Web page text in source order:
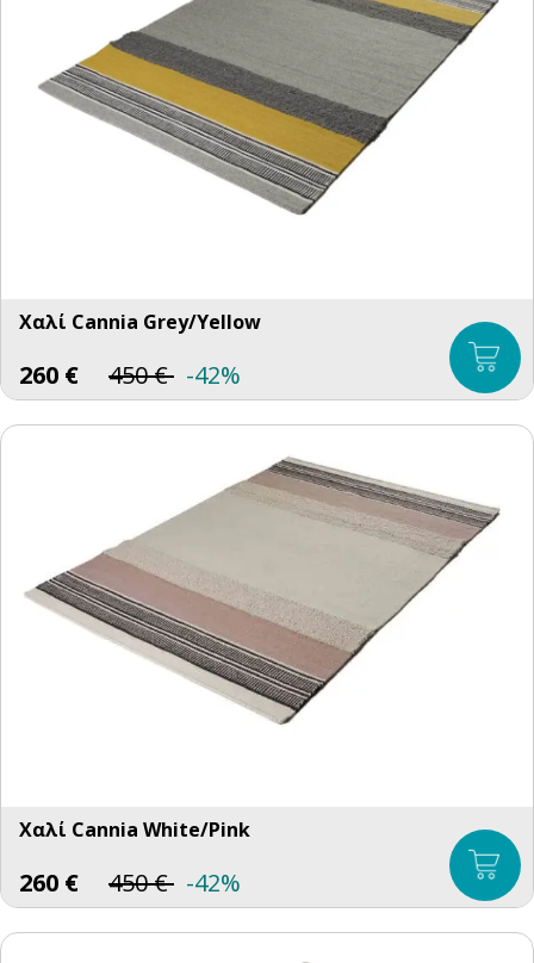
Χαλί Cannia Grey/Yellow
260 € 450€ -42%
Χαλί Cannia White/Pink
260 € 450€ -42%